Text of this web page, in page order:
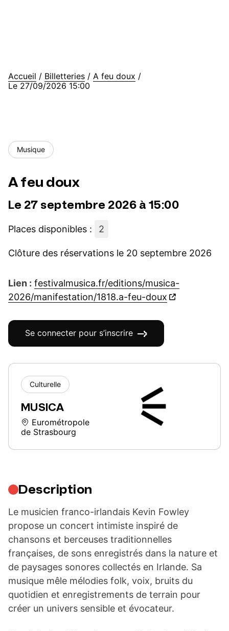
Accueil / Billetteries / A feu doux /
Le 27/09/2026 15:00
Musique
A feu doux
Le 27 septembre 2026 à 15:00
Places disponibles : 2
Clôture des réservations le 20 septembre 2026
Lien : festivalmusica.fr/editions/musica-
2026/manifestation/1818.a-feu-doux
Se connecter pour s’inscrire
Culturelle
MUSICA
Eurométropole
de Strasbourg
Description
Le musicien franco-irlandais Kevin Fowley
propose un concert intimiste inspiré de
chansons et berceuses traditionnelles
françaises, de sons enregistrés dans la nature et
de paysages sonores collectés en Irlande. Sa
musique mêle mélodies folk, voix, bruits du
quotidien et enregistrements de terrain pour
créer un univers sensible et évocateur.